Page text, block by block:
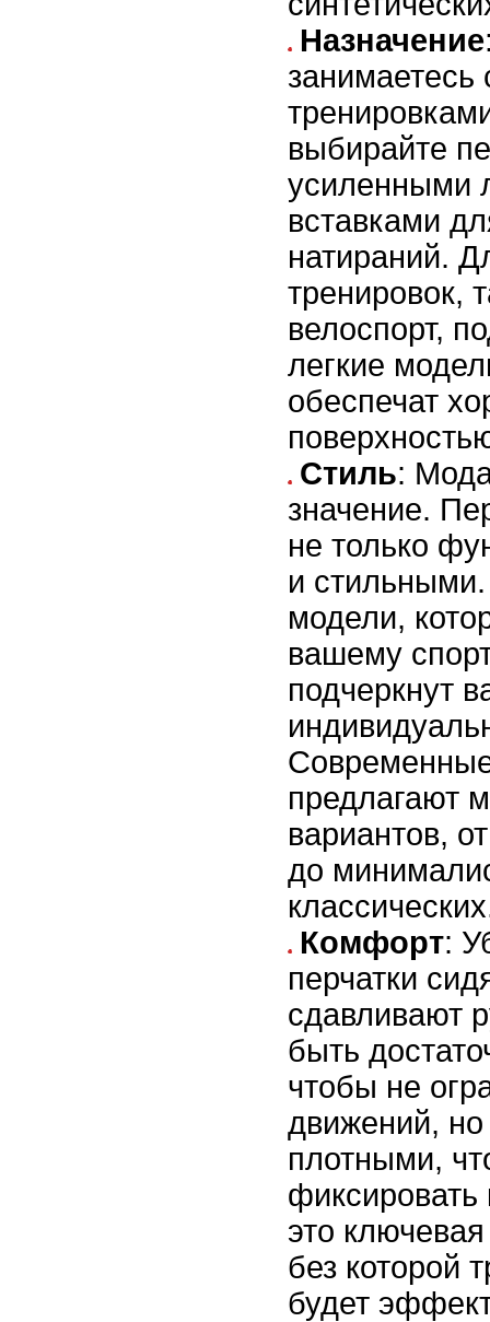
Назначение
выбирайте
усиленными
вставками
натираний.
тренировок,
велоспорт,
легкие
обеспечат
Стиль:
значение.
не только
и
модели,
вашему
подчеркнут
предлагают
вариантов,
до
Комфорт:
перчатки
сдавливают
быть
чтобы не
движений, но
плотными,
это
без которой
будет